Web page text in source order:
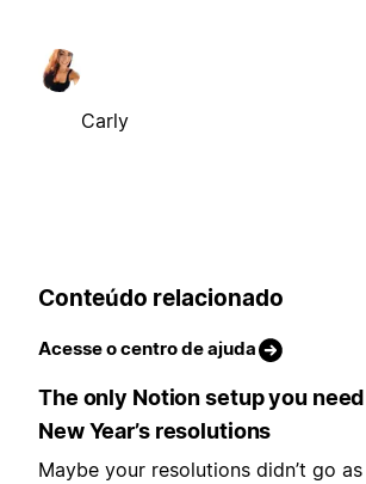
Carly
Conteúdo relacionado
Acesse o centro de ajuda
The only Notion setup you
New Year’s resolutions
Maybe your resolutions didn’t go